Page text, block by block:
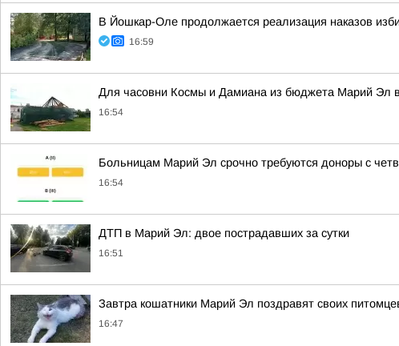
В Йошкар-Оле продолжается реализация наказов
16:59
Для часовни Космы и Дамиана из бюджета Марий Эл
16:54
Больницам Марий Эл срочно требуются доноры с
16:54
ДТП в Марий Эл: двое пострадавших за сутки
16:51
Завтра кошатники Марий Эл поздравят своих
16:47